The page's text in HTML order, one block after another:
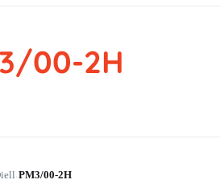
00-2H
›PM3/00-2H